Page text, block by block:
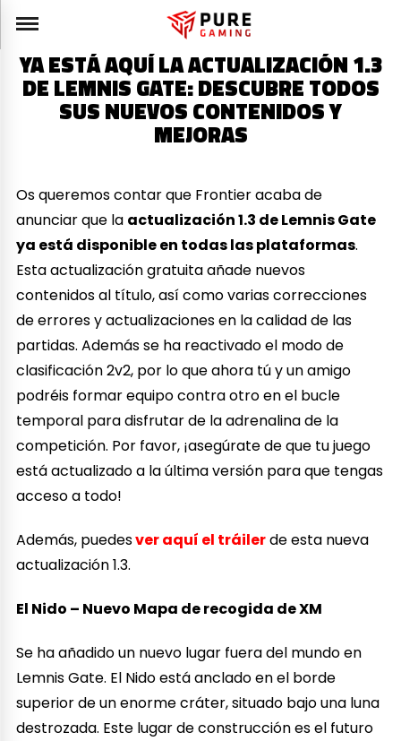
YA ESTÁ AQUÍ LA ACTUALIZACIÓN 1.3
DE LEMNIS GATE: DESCUBRE TODOS
SUS NUEVOS CONTENIDOS Y
MEJORAS
Os queremos contar que Frontier acaba de
anunciar que la actualización 1.3 de Lemnis Gate
ya está disponible en todas las plataformas.
Esta actualización gratuita añade nuevos
contenidos al título, así como varias correcciones
de errores y actualizaciones en la calidad de las
partidas. Además se ha reactivado el modo de
clasificación 2v2, por lo que ahora tú y un amigo
podréis formar equipo contra otro en el bucle
temporal para disfrutar de la adrenalina de la
competición. Por favor, ¡asegúrate de que tu juego
está actualizado a la última versión para que tengas
acceso a todo!
Además, puedesver aquí el tráilerde esta nueva
actualización 1.3.
El Nido – Nuevo Mapa de recogida de XM
Se ha añadido un nuevo lugar fuera del mundo en
Lemnis Gate. El Nido está anclado en el borde
superior de un enorme cráter, situado bajo una luna
destrozada. Este lugar de construcción es el futuro